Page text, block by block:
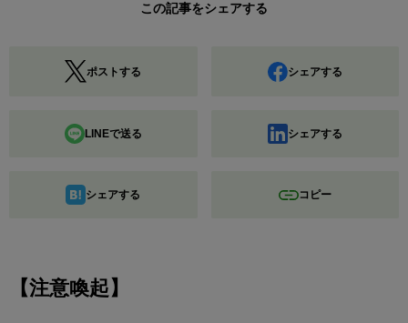
この記事をシェアする
ポストする シェアする
LINEで送る シェアする
シェアする コピー
【注意喚起】